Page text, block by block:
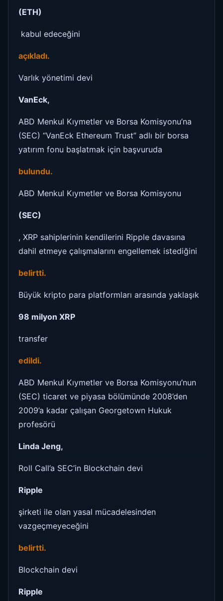
(ETH)
kabul edeceğini
açıkladı.
Varlık yönetimi devi
VanEck,
ABD Menkul Kıymetler ve Borsa Komisyonu’na
(SEC) “VanEck Ethereum Trust” adlı bir borsa
yatırım fonu başlatmak için başvuruda
bulundu.
ABD Menkul Kıymetler ve Borsa Komisyonu
(SEC)
, XRP sahiplerinin kendilerini Ripple davasına
dahil etmeye çalışmalarını engellemek istediğini
belirtti.
Büyük kripto para platformları arasında yaklaşık
98 milyon XRP
transfer
edildi.
ABD Menkul Kıymetler ve Borsa Komisyonu’nun
(SEC) ticaret ve piyasa bölümünde 2008’den
2009’a kadar çalışan Georgetown Hukuk
profesörü
Linda Jeng,
Roll Call’a SEC’in Blockchain devi
Ripple
şirketi ile olan yasal mücadelesinden
vazgeçmeyeceğini
belirtti.
Blockchain devi
Ripple